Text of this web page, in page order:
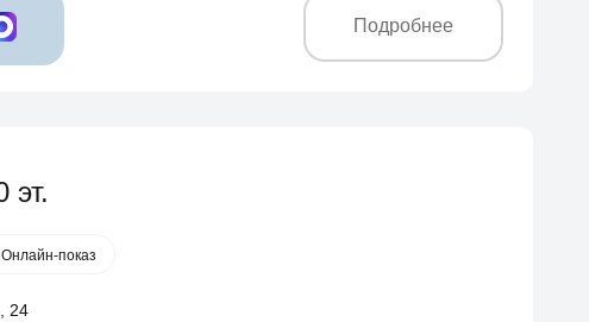
Подробнее
эт.
Онлайн-показ
24